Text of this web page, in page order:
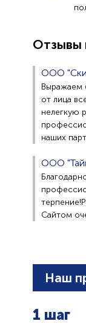
Отзывы
ООО
Выражаем
от лица
нелегкую
наших
ООО
Сайтом
Наш
1 шаг